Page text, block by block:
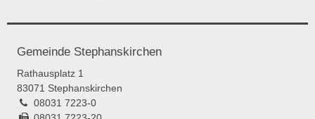
Gemeinde Stephanskirchen
Rathausplatz 1
83071 Stephanskirchen
08031 7223-0